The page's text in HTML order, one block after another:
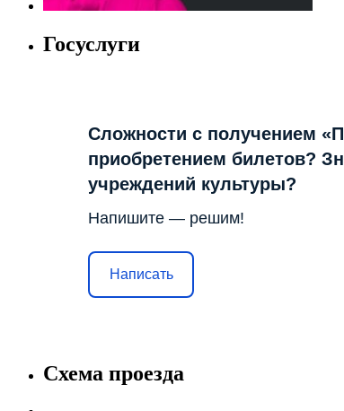
Госуслуги
Сложности с получением
приобретением билетов?
учреждений культуры?
Напишите — решим!
Написать
Схема проезда